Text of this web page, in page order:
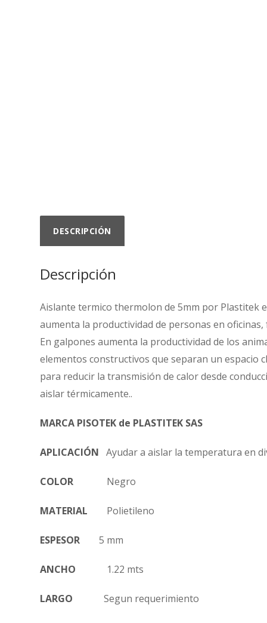
DESCRIPCIÓN
Descripción
Aislante termico thermolon de 5mm por Plastitek
aumenta la productividad de personas en oficinas,
En galpones aumenta la productividad de los
elementos constructivos que separan un espacio
para reducir la transmisión de calor desde
aislar térmicamente..
MARCA PISOTEK de PLASTITEK SAS
APLICACIÓN Ayudar a aislar la temperatura en
COLOR Negro
MATERIAL Polietileno
ESPESOR 5 mm
ANCHO 1.22 mts
LARGO Segun requerimiento